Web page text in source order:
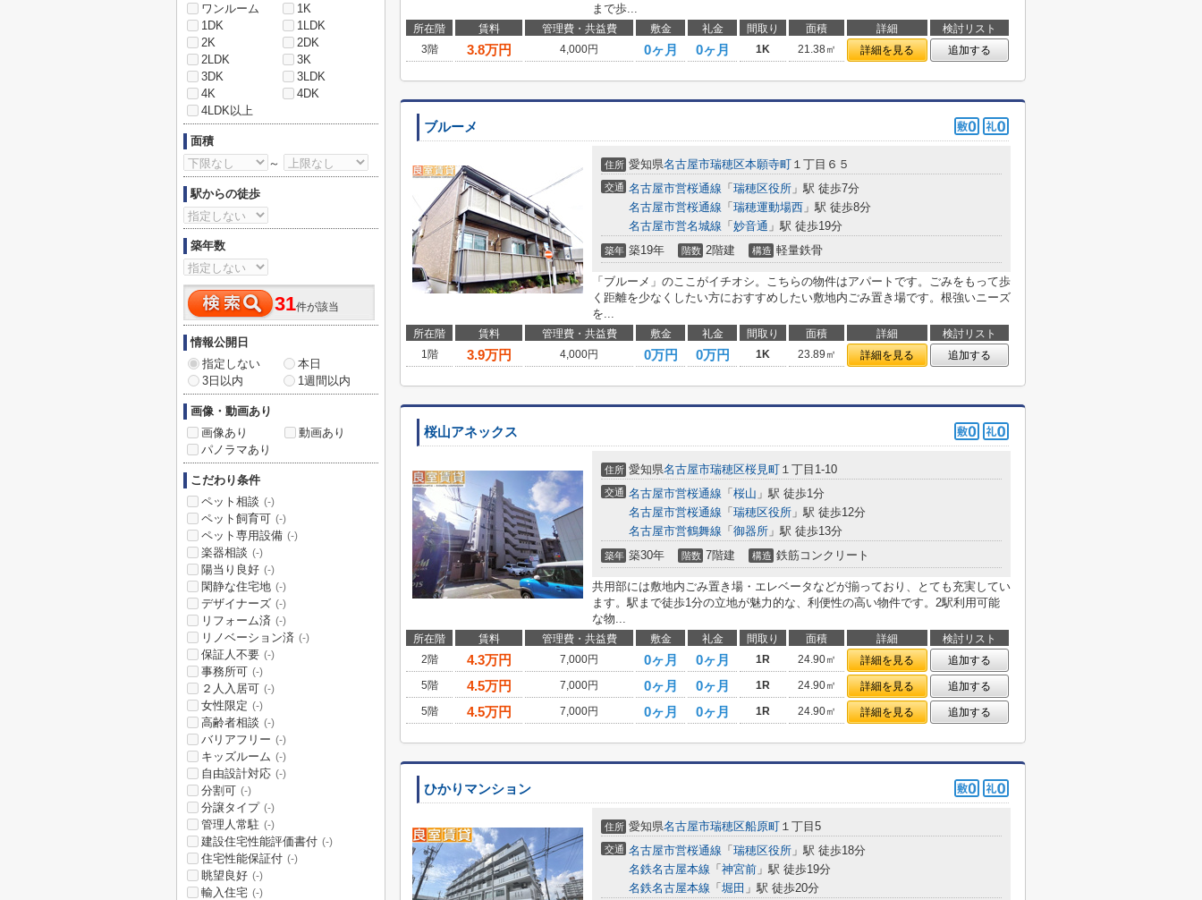
まで歩...
所在階 賃料 管理費・共益費 敷金 礼金 間取り 面積 詳細
検討リスト
3階
3.8万円 4,000円 0ヶ月 0ヶ月 1K 21.38㎡ 詳細を見る 追加する
ブルーメ
住所 愛知県名古屋市瑞穂区本願寺町 １丁目６５
交通 名古屋市営桜通線 「 瑞穂区役所 」駅 徒歩7分
名古屋市営桜通線 「 瑞穂運動場西 」駅 徒歩8分
名古屋市営名城線 「 妙音通 」駅 徒歩19分
築年 築19年 階数 2階建 構造 軽量鉄骨
「ブルーメ」のここがイチオシ。こちらの物件はアパートです。ごみをもって歩
く距離を少なくしたい方におすすめしたい敷地内ごみ置き場です。根強いニーズ
を...
所在階 賃料 管理費・共益費 敷金 礼金 間取り 面積 詳細
検討リスト
1階
3.9万円 4,000円 0万円 0万円 1K 23.89㎡ 詳細を見る 追加する
桜山アネックス
住所 愛知県名古屋市瑞穂区桜見町 １丁目1-10
交通 名古屋市営桜通線 「 桜山 」駅 徒歩1分
名古屋市営桜通線 「 瑞穂区役所 」駅 徒歩12分
名古屋市営鶴舞線 「 御器所 」駅 徒歩13分
築年 築30年 階数 7階建 構造 鉄筋コンクリート
共用部には敷地内ごみ置き場・エレベータなどが揃っており、とても充実してい
ます。駅まで徒歩1分の立地が魅力的な、利便性の高い物件です。2駅利用可能
な物...
所在階 賃料 管理費・共益費 敷金 礼金 間取り 面積 詳細
検討リスト
2階
4.3万円 7,000円 0ヶ月 0ヶ月 1R 24.90㎡ 詳細を見る
追加する
5階
4.5万円 7,000円 0ヶ月 0ヶ月 1R 24.90㎡ 詳細を見る
追加する
5階
4.5万円 7,000円 0ヶ月 0ヶ月 1R 24.90㎡ 詳細を見る 追加する
ひかりマンション
住所 愛知県名古屋市瑞穂区船原町 １丁目5
交通 名古屋市営桜通線 「 瑞穂区役所 」駅 徒歩18分
名鉄名古屋本線 「 神宮前 」駅 徒歩19分
名鉄名古屋本線 「 堀田 」駅 徒歩20分
ワンルーム
1K
1DK
1LDK
2K
2DK
2LDK
3K
3DK
3LDK
4K
4DK
4LDK以上
面積
～
駅からの徒歩
築年数
31件が該当
情報公開日
指定しない
本日
3日以内
1週間以内
画像・動画あり
画像あり
動画あり
パノラマあり
こだわり条件
ペット相談 (-)
ペット飼育可 (-)
ペット専用設備 (-)
楽器相談 (-)
陽当り良好 (-)
閑静な住宅地 (-)
デザイナーズ (-)
リフォーム済 (-)
リノベーション済 (-)
保証人不要 (-)
事務所可 (-)
２人入居可 (-)
女性限定 (-)
高齢者相談 (-)
バリアフリー (-)
キッズルーム (-)
自由設計対応 (-)
分割可 (-)
分譲タイプ (-)
管理人常駐 (-)
建設住宅性能評価書付 (-)
住宅性能保証付 (-)
眺望良好 (-)
輸入住宅 (-)